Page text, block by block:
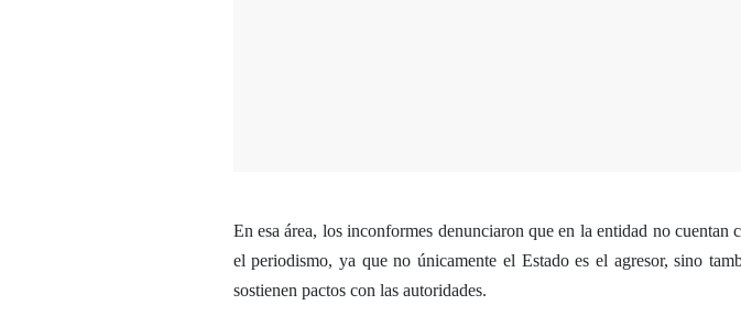
En esa área, los inconformes denunciaron que en la entidad no cuentan
el periodismo, ya que no únicamente el Estado es el agresor, sino
sostienen pactos con las autoridades.